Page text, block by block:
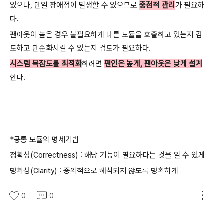
있으나, 단일 장애점이 발생할 수 있으므로 중점적 관리 가 필요하
다.
팬아웃이 높은 경우 불필요하게 다른 모듈을 호출하고 있는지 검
토하고 단순화시킬 수 있는지 검토가 필요하다.
시스템 복잡도를 최적화하려면 팬인은 높게, 팬아웃은 낮게 설계
한다.
*공통 모듈의 명세기법
정확성(Correctness) : 해당 기능이 필요하다는 것을 알 수 있게
명확성(Clarity) : 중의적으로 해석되지 않도록 명확하게
완전성(Completeness) : 구현을 위해 필요한 모든 것을 기술
일관성(Consistency) : 상호 충돌이 발생하지 않도록
0 0